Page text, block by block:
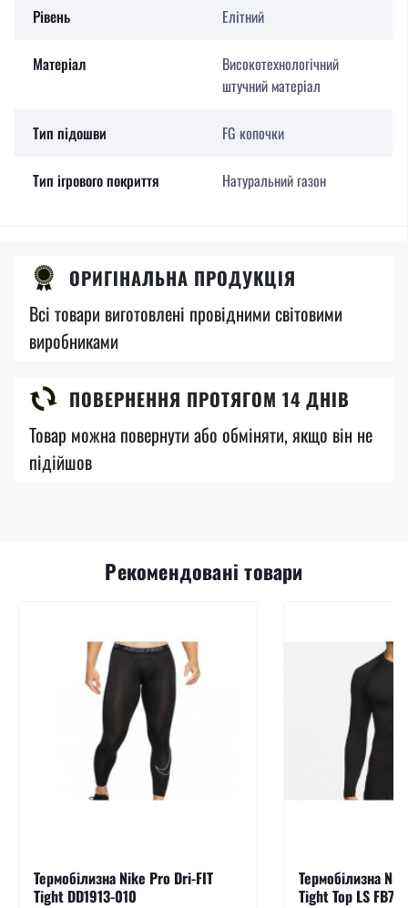
Рівень Елітний
Матеріал
Високотехнологічний
штучний матеріал
Тип підошви FG копочки
Тип ігрового покриття Натуральний газон
ОРИГІНАЛЬНА ПРОДУКЦІЯ
Всі товари виготовлені провідними світовими
виробниками
ПОВЕРНЕННЯ ПРОТЯГОМ 14 ДНІВ
Товар можна повернути або обміняти, якщо він не
підійшов
Рекомендовані товари
Термобілизна Nike Pro Dri-FIT
Tight DD1913-010
Термобілизна
Tight Top LS